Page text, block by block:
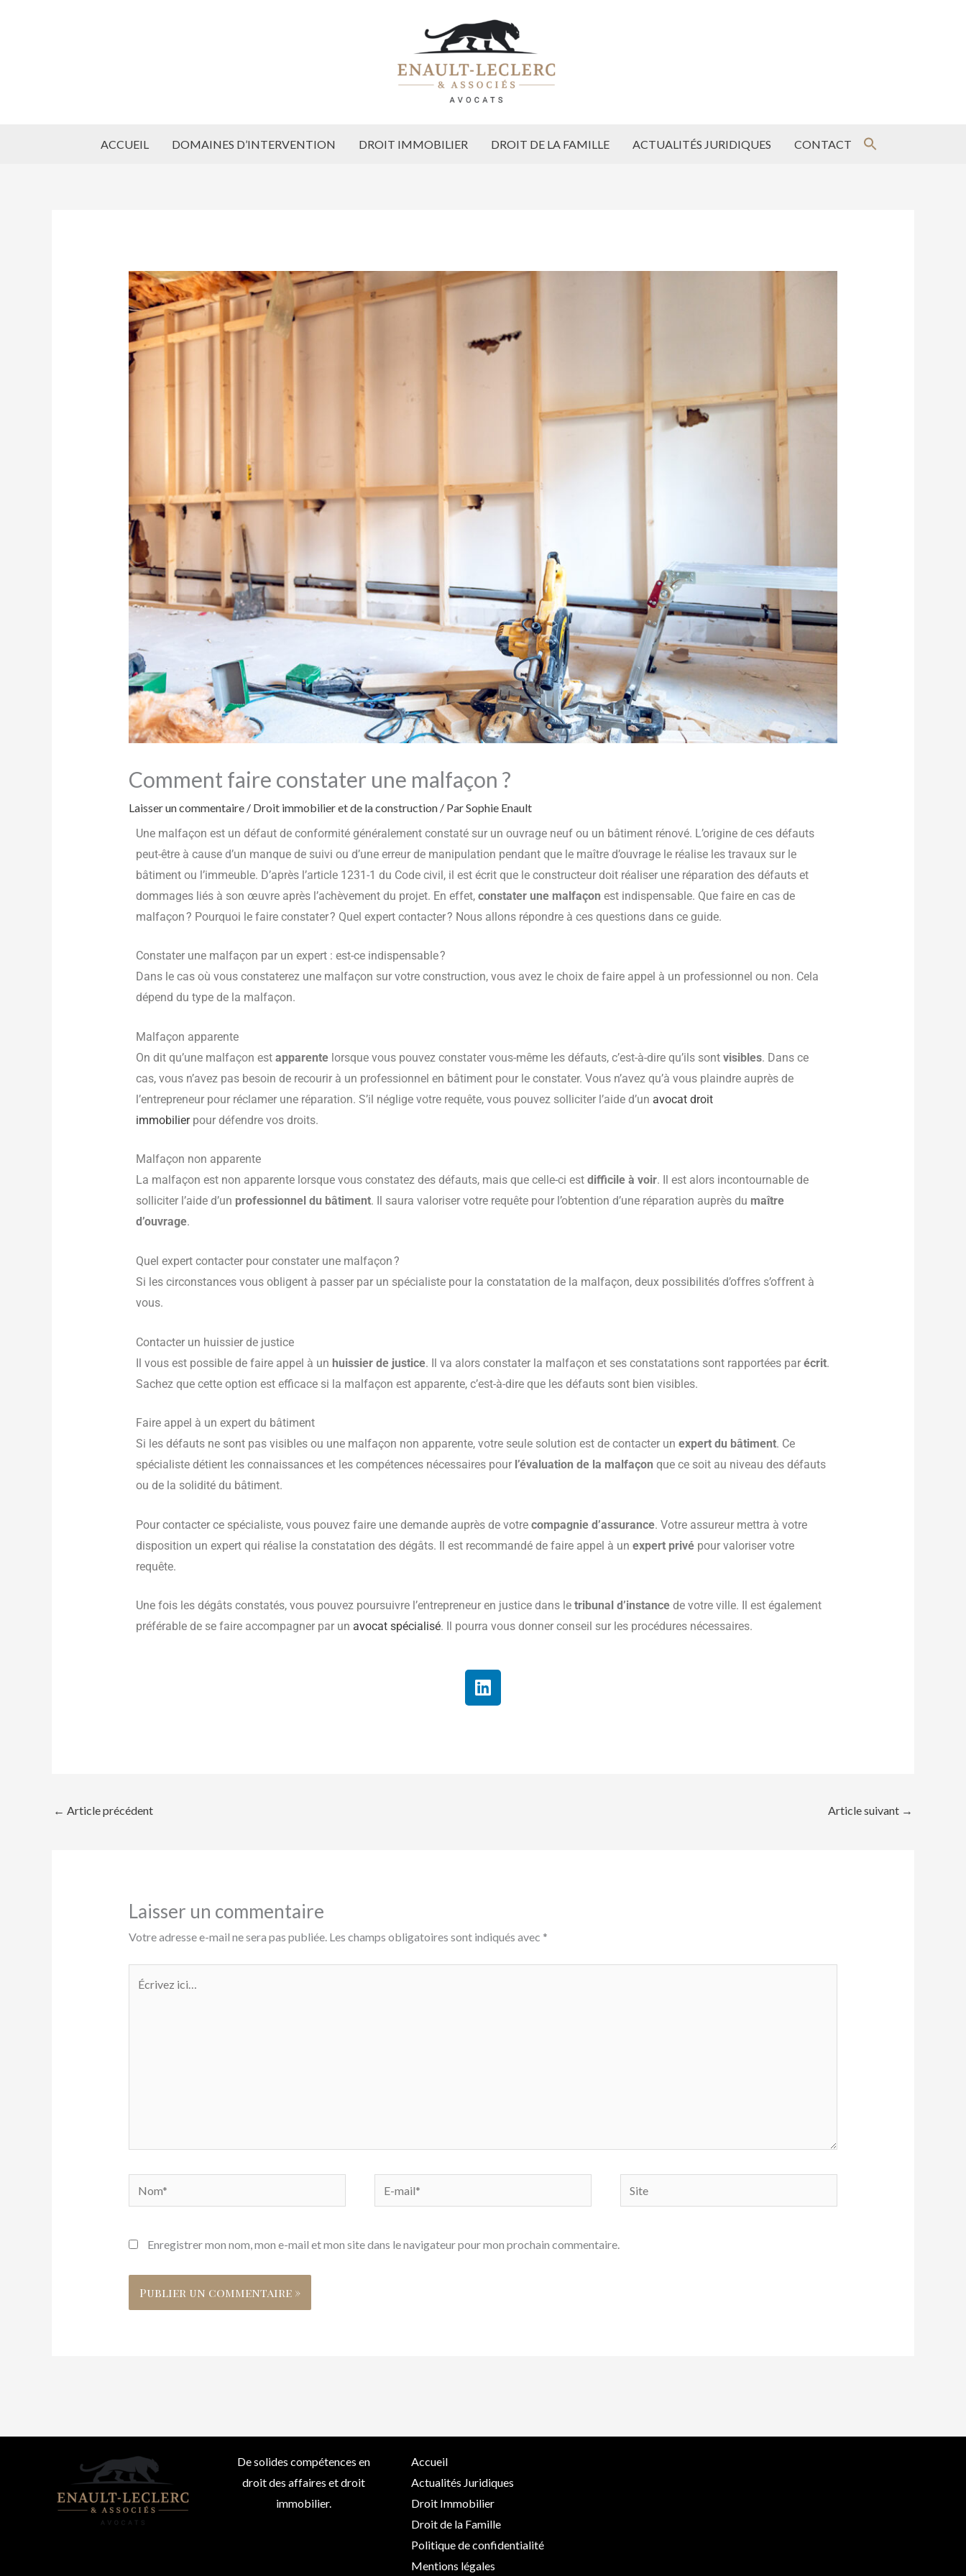
ACCUEIL DOMAINES D’INTERVENTION DROIT IMMOBILIER DROIT DE LA FAMILLE ACTUALITÉS JURIDIQUES CONTACT
Comment faire constater une malfaçon ?
Laisser un commentaire / Droit immobilier et de la construction/ ParSophie Enault
Une malfaçon est un défaut de conformité généralement constaté sur un ouvrage neuf ou un bâtiment rénové. L’origine de ces défauts
peut-être à cause d’un manque de suivi ou d’une erreur de manipulation pendant que le maître d’ouvrage le réalise les travaux sur le
bâtiment ou l’immeuble. D’après l’article 1231-1 du Code civil, il est écrit que le constructeur doit réaliser une réparation des défauts et
dommages liés à son œuvre après l’achèvement du projet. En effet, constater une malfaçon est indispensable. Que faire en cas de
malfaçon ? Pourquoi le faire constater ? Quel expert contacter ? Nous allons répondre à ces questions dans ce guide.
Constater une malfaçon par un expert : est-ce indispensable ?
Dans le cas où vous constaterez une malfaçon sur votre construction, vous avez le choix de faire appel à un professionnel ou non. Cela
dépend du type de la malfaçon.
Malfaçon apparente
On dit qu’une malfaçon est apparentelorsque vous pouvez constater vous-même les défauts, c’est-à-dire qu’ils sont visibles. Dans ce
cas, vous n’avez pas besoin de recourir à un professionnel en bâtiment pour le constater. Vous n’avez qu’à vous plaindre auprès de
l’entrepreneur pour réclamer une réparation. S’il néglige votre requête, vous pouvez solliciter l’aide d’un avocat droit
immobilierpour défendre vos droits.
Malfaçon non apparente
La malfaçon est non apparente lorsque vous constatez des défauts, mais que celle-ci est difficile à voir. Il est alors incontournable de
solliciter l’aide d’un professionnel du bâtiment. Il saura valoriser votre requête pour l’obtention d’une réparation auprès du maître
d’ouvrage.
Quel expert contacter pour constater une malfaçon ?
Si les circonstances vous obligent à passer par un spécialiste pour la constatation de la malfaçon, deux possibilités d’offres s’offrent à
vous.
Contacter un huissier de justice
Il vous est possible de faire appel à un huissier de justice. Il va alors constater la malfaçon et ses constatations sont rapportées par écrit.
Sachez que cette option est efficace si la malfaçon est apparente, c’est-à-dire que les défauts sont bien visibles.
Faire appel à un expert du bâtiment
Si les défauts ne sont pas visibles ou une malfaçon non apparente, votre seule solution est de contacter un expert du bâtiment. Ce
spécialiste détient les connaissances et les compétences nécessaires pourl’évaluation de la malfaçon que ce soit au niveau des défauts
ou de la solidité du bâtiment.
Pour contacter ce spécialiste, vous pouvez faire une demande auprès de votre compagnie d’assurance. Votre assureur mettra à votre
disposition un expert qui réalise la constatation des dégâts. Il est recommandé de faire appel à un expert privépour valoriser votre
requête.
Une fois les dégâts constatés, vous pouvez poursuivre l’entrepreneur en justice dans le tribunal d’instancede votre ville. Il est également
préférable de se faire accompagner par un avocat spécialisé. Il pourra vous donner conseil sur les procédures nécessaires.
L
i
← Article précédent Article suivant →
Laisser un commentaire
Votre adresse e-mail ne sera pas publiée. Les champs obligatoires sont indiqués avec *
mail*
Enregistrer mon nom, mon e-mail et mon site dans le navigateur pour mon prochain commentaire.
De solides compétences en
droit des affaires et droit
immobilier.
Accueil
Actualités Juridiques
Droit Immobilier
Droit de la Famille
Politique de confidentialité
Mentions légales